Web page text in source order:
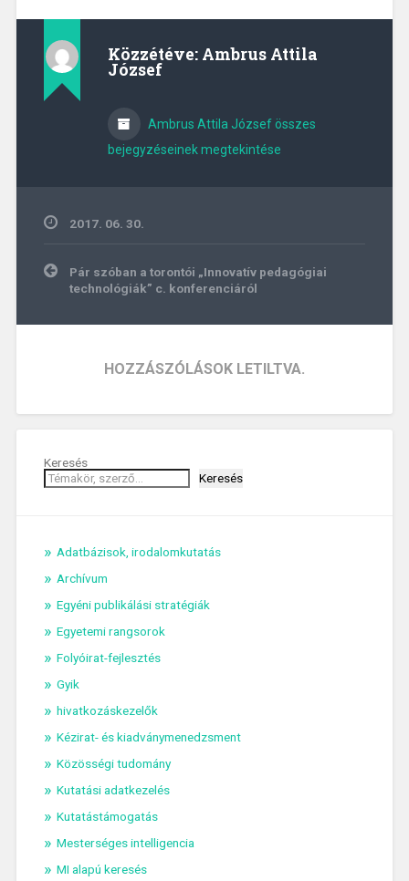
Közzétéve: Ambrus Attila
József
Ambrus Attila József összes
bejegyzéseinek megtekintése
2017. 06. 30.
Bejegyzés
navigáció
Pár szóban a torontói „Innovatív pedagógiai
technológiák” c. konferenciáról
HOZZÁSZÓLÁSOK LETILTVA.
Keresés
Keresés
Adatbázisok, irodalomkutatás
Archívum
Egyéni publikálási stratégiák
Egyetemi rangsorok
Folyóirat-fejlesztés
Gyik
hivatkozáskezelők
Kézirat- és kiadványmenedzsment
Közösségi tudomány
Kutatási adatkezelés
Kutatástámogatás
Mesterséges intelligencia
MI alapú keresés